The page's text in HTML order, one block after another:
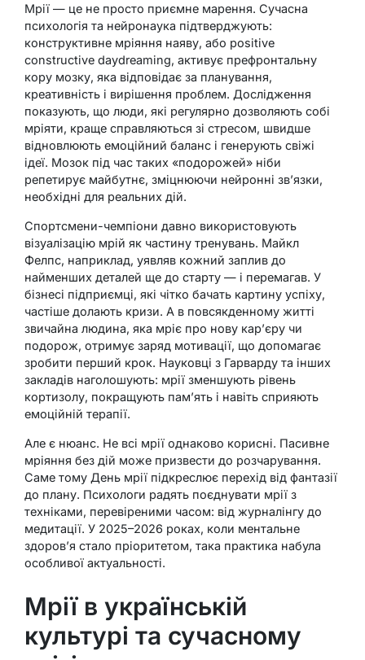
Мрії — це не просто приємне марення. Сучасна
психологія та нейронаука підтверджують:
конструктивне мріяння наяву, або positive
constructive daydreaming, активує префронтальну
кору мозку, яка відповідає за планування,
креативність і вирішення проблем. Дослідження
показують, що люди, які регулярно дозволяють собі
мріяти, краще справляються зі стресом, швидше
відновлюють емоційний баланс і генерують свіжі
ідеї. Мозок під час таких «подорожей» ніби
репетирує майбутнє, зміцнюючи нейронні зв’язки,
необхідні для реальних дій.
Спортсмени-чемпіони давно використовують
візуалізацію мрій як частину тренувань. Майкл
Фелпс, наприклад, уявляв кожний заплив до
найменших деталей ще до старту — і перемагав. У
бізнесі підприємці, які чітко бачать картину успіху,
частіше долають кризи. А в повсякденному житті
звичайна людина, яка мріє про нову кар’єру чи
подорож, отримує заряд мотивації, що допомагає
зробити перший крок. Науковці з Гарварду та інших
закладів наголошують: мрії зменшують рівень
кортизолу, покращують пам’ять і навіть сприяють
емоційній терапії.
Але є нюанс. Не всі мрії однаково корисні. Пасивне
мріяння без дій може призвести до розчарування.
Саме тому День мрії підкреслює перехід від фантазії
до плану. Психологи радять поєднувати мрії з
техніками, перевіреними часом: від журналінгу до
медитації. У 2025–2026 роках, коли ментальне
здоров’я стало пріоритетом, така практика набула
особливої актуальності.
Мрії в українській
культурі та сучасному